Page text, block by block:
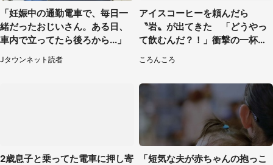
「妊娠中の通勤電車で、毎日一
緒だったおじいさん。ある日、
車内で立ってたら後ろから...」
Jタウンネット読者
アイスコーヒーを頼んだら
〝岩〟が出てきた 「どうやっ
て飲むんだ？！」衝撃の一杯が
ころんころ
2歳息子と乗ってた電車に押し寄
「短気な夫が赤ちゃんの抱っこ